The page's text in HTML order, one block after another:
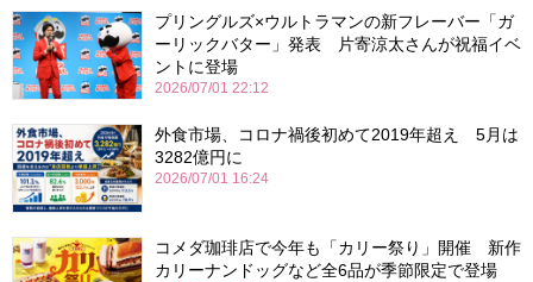
プリングルズ×ウルトラマンの新フレーバー「ガ
ーリックバター」発表 片寄涼太さんが祝福イベ
ントに登場
2026/07/01 22:12
外食市場、コロナ禍後初めて2019年超え 5月は
3282億円に
2026/07/01 16:24
コメダ珈琲店で今年も「カリー祭り」開催 新作
カリーナンドッグなど全6品が季節限定で登場